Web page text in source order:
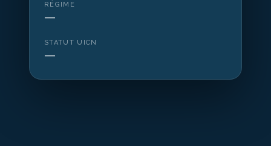
RÉGIME
—
STATUT UICN
—